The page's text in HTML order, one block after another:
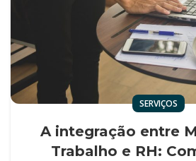
SERVIÇOS
A integração entre
Trabalho e RH: